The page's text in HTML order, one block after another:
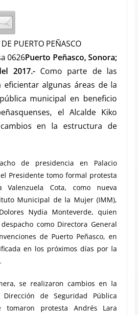
PUERTO PEÑASCO
0626Puerto Peñasco, Sonora;
2017.-Como parte de las
eficientar algunas áreas de la
municipal en beneficio
el Alcalde Kiko
en la estructura de
de presidencia en Palacio
Presidente tomo formal protesta
Valenzuela Cota, como nueva
Municipal de la Mujer (IMM),
Nydia Monteverde, quien
como Directora General
de Puerto Peñasco, en
en los próximos días por la
se realizaron cambios en la
de Seguridad Pública
tomaron protesta Andrés Lara